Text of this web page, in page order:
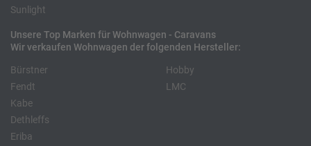
Sunlight
Unsere Top Marken für Wohnwagen - Caravans
Wir verkaufen Wohnwagen der folgenden Hersteller:
Bürstner
Fendt
Kabe
Hobby
LMC
Dethleffs
Eriba